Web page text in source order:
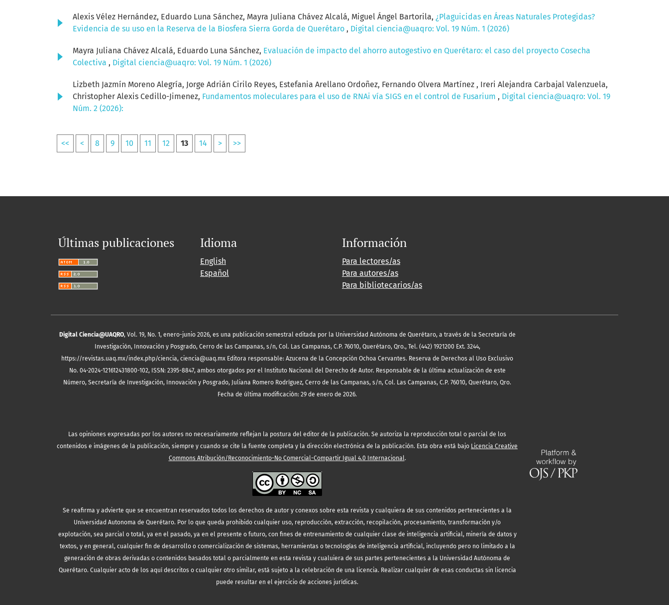
Alexis Vélez Hernández, Eduardo Luna Sánchez, Mayra Juliana Chávez Alcalá, Miguel Ángel Bartorila, ¿Plaguicidas en Áreas Naturales Protegidas?
Evidencia de su uso en la Reserva de la Biosfera Sierra Gorda de Querétaro , Digital ciencia@uaqro: Vol. 19 Núm. 1 (2026)
Mayra Juliana Chávez Alcalá, Eduardo Luna Sánchez, Evaluación de impacto del ahorro autogestivo en Querétaro: el caso del proyecto Cosecha
Colectiva , Digital ciencia@uaqro: Vol. 19 Núm. 1 (2026)
Lizbeth Jazmín Moreno Alegría, Jorge Adrián Cirilo Reyes, Estefania Arellano Ordoñez, Fernando Olvera Martínez , Ireri Alejandra Carbajal Valenzuela,
Christopher Alexis Cedillo-Jimenez, Fundamentos moleculares para el uso de RNAi vía SIGS en el control de Fusarium , Digital ciencia@uaqro: Vol. 19
Núm. 2 (2026):
<< < 8 9 10 11 12 13 14 > >>
Últimas publicaciones Idioma
English
Español
Información
Para lectores/as
Para autores/as
Para bibliotecarios/as
Digital Ciencia@UAQRO, Vol. 19, No. 1, enero-junio 2026, es una publicación semestral editada por la Universidad Autónoma de Querétaro, a través de la Secretaría de
Investigación, Innovación y Posgrado, Cerro de las Campanas, s/n, Col. Las Campanas, C.P. 76010, Querétaro, Qro., Tel. (442) 1921200 Ext. 3244,
https://revistas.uaq.mx/index.php/ciencia, ciencia@uaq.mx Editora responsable: Azucena de la Concepción Ochoa Cervantes. Reserva de Derechos al Uso Exclusivo
No. 04-2024-121612431800-102, ISSN: 2395-8847, ambos otorgados por el Instituto Nacional del Derecho de Autor. Responsable de la última actualización de este
Número, Secretaría de Investigación, Innovación y Posgrado, Juliana Romero Rodríguez, Cerro de las Campanas, s/n, Col. Las Campanas, C.P. 76010, Querétaro, Qro.
Fecha de última modificación: 29 de enero de 2026.
Las opiniones expresadas por los autores no necesariamente reflejan la postura del editor de la publicación. Se autoriza la reproducción total o parcial de los
contenidos e imágenes de la publicación, siempre y cuando se cite la fuente completa y la dirección electrónica de la publicación. Esta obra está bajo Licencia Creative
Commons Atribución/Reconocimiento-No Comercial-Compartir Igual 4.0 Internacional.
Se reafirma y advierte que se encuentran reservados todos los derechos de autor y conexos sobre esta revista y cualquiera de sus contenidos pertenecientes a la
Universidad Autonoma de Querétaro. Por lo que queda prohibido cualquier uso, reproducción, extracción, recopilación, procesamiento, transformación y/o
explotación, sea parcial o total, ya en el pasado, ya en el presente o futuro, con fines de entrenamiento de cualquier clase de inteligencia artificial, minería de datos y
textos, y en general, cualquier fin de desarrollo o comercialización de sistemas, herramientas o tecnologías de inteligencia artificial, incluyendo pero no limitado a la
generación de obras derivadas o contenidos basados total o parcialmente en esta revista y cualuiera de sus partes pertenecientes a la Universidad Autónoma de
Querétaro. Cualquier acto de los aquí descritos o cualquier otro similar, está sujeto a la celebración de una licencia. Realizar cualquier de esas conductas sin licencia
puede resultar en el ejercicio de acciones jurídicas.